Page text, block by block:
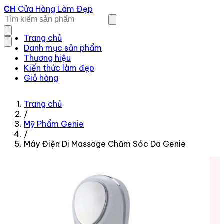
CH Cửa Hàng Làm Đẹp
Trang chủ
Danh mục sản phẩm
Thương hiệu
Kiến thức làm đẹp
Giỏ hàng
Trang chủ
/
Mỹ Phẩm Genie
/
Máy Điện Di Massage Chăm Sóc Da Genie